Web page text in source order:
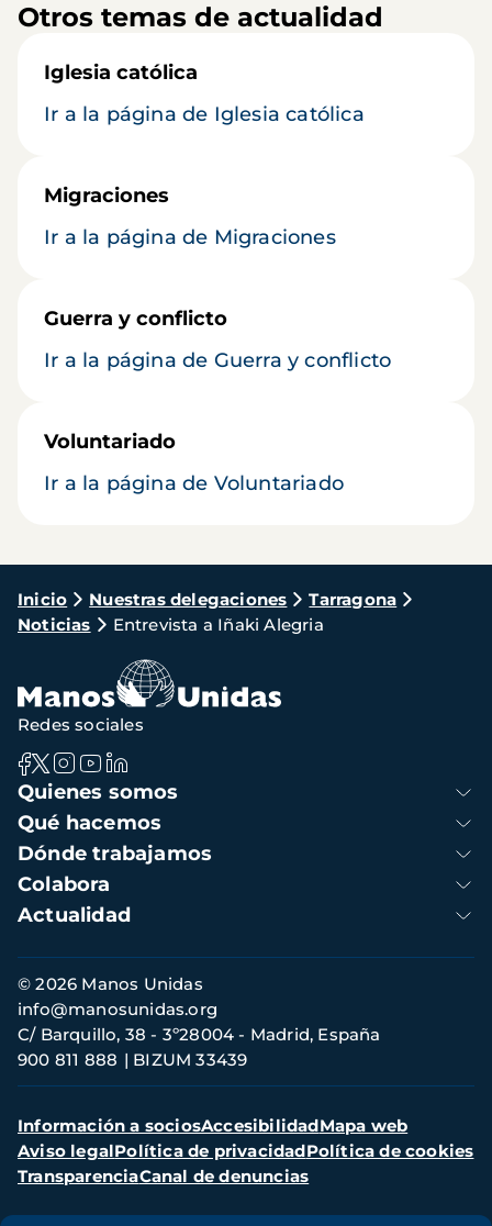
Otros temas de actualidad
Iglesia católica
Ir a la página de Iglesia católica
Migraciones
Ir a la página de Migraciones
Guerra y conflicto
Ir a la página de Guerra y conflicto
Voluntariado
Ir a la página de Voluntariado
Ruta
de
navegación
Inicio Nuestras delegaciones
Tarragona
Noticias
Entrevista a Iñaki Alegria
Navegación
principal
Quienes somos
Qué hacemos
Dónde trabajamos
Colabora
Actualidad
Redes sociales
Información
de
contacto
© 2026 Manos Unidas
C/ Barquillo, 38 - 3º28004 - Madrid, España
900 811 888
BIZUM 33439
info@manosunidas.org
Menú
secundario
Información a sociosAccesibilidadMapa web
Aviso legalPolítica de privacidadPolítica de cookies
TransparenciaCanal de denuncias